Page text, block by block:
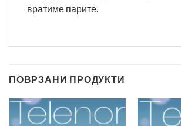
вратиме парите.
ПОВРЗАНИ ПРОДУКТИ